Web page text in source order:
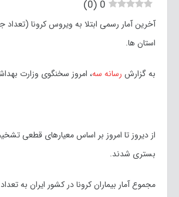
0
(
0
)
استان ها.
به گزارش رسانه سه، امروز سخنگوی وزارت
بستری شدند.
مجموع آمار بیماران کرونا در کشور ایران به تعداد یک میلیون و ۸۸۵ هزار و ۵۶۴ نفر